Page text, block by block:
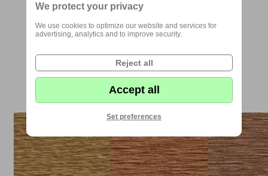
Na výběr je ze šesti barevných odstínů
We protect your privacy
We use cookies to optimize our website and services for
advertising, analytics and to improve security.
Reject all
Accept all
Set preferences